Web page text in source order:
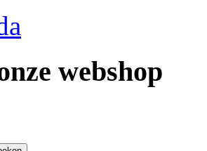
webshop